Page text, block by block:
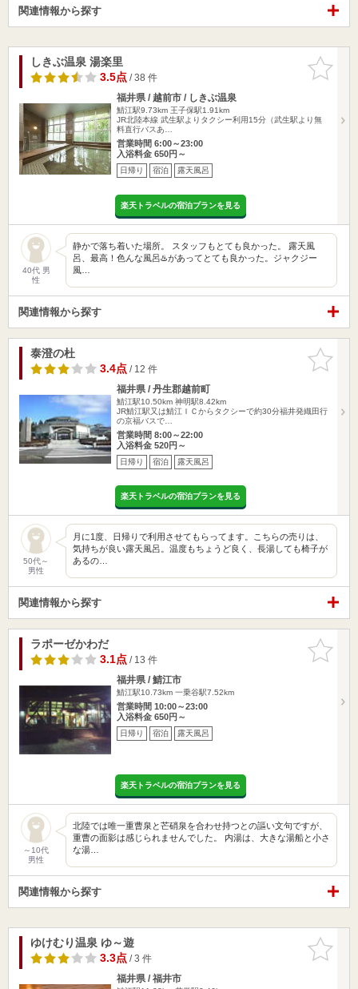
関連情報から探す
お気に入
りに追加
しきぶ温泉 湯楽里
3.5点/ 38 件
福井県 / 越前市 / しきぶ温泉
鯖江駅9.73km 王子保駅1.91km
JR北陸本線 武生駅よりタクシー利用15分（武生駅より無
料直行バスあ…
営業時間 6:00～23:00
入浴料金 650円～
日帰り 宿泊 露天風呂
楽天トラベルの宿泊プランを見る
40代 男
性
静かで落ち着いた場所。 スタッフもとても良かった。 露天風
呂、最高！色んな風呂♨️があってとても良かった。ジャクジー
風…
関連情報から探す
お気に入
りに追加
泰澄の杜
3.4点/ 12 件
福井県 / 丹生郡越前町
鯖江駅10.50km 神明駅8.42km
JR鯖江駅又は鯖江ＩＣからタクシーで約30分福井発織田行
の京福バスで…
営業時間 8:00～22:00
入浴料金 520円～
日帰り 宿泊 露天風呂
楽天トラベルの宿泊プランを見る
50代～
男性
月に1度、日帰りで利用させてもらってます。こちらの売りは、
気持ちが良い露天風呂。温度もちょうど良く、長湯しても椅子が
あるの…
関連情報から探す
お気に入
りに追加
ラポーゼかわだ
3.1点/ 13 件
福井県 / 鯖江市
鯖江駅10.73km 一乗谷駅7.52km
営業時間 10:00～23:00
入浴料金 650円～
日帰り 宿泊 露天風呂
楽天トラベルの宿泊プランを見る
～10代
男性
北陸では唯一重曹泉と芒硝泉を合わせ持つとの謳い文句ですが、
重曹の面影は感じられませんでした。 内湯は、大きな湯船と小さ
な湯…
関連情報から探す
お気に入
りに追加
ゆけむり温泉 ゆ～遊
3.3点/ 3 件
福井県 / 福井市